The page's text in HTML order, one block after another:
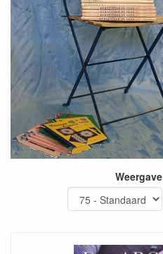
Weergave